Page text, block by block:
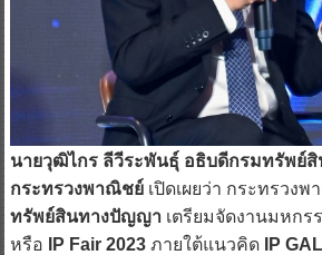
นายวุฒิไกร ลีวีระพันธุ์ อธิบดีกรมทรัพย์
กระทรวงพาณิชย์เปิดเผยว่า กระทรวงพ
ทรัพย์สินทางปัญญาเตรียมจัดงานมหก
หรือ
IP Fair 2023ภายใต้แนวคิดIP